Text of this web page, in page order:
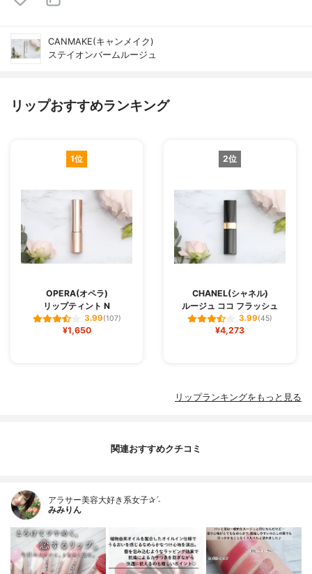
CANMAKE(キャンメイク)
ステイオンバームルージュ
リップおすすめランキング
1位
OPERA(オペラ)
リップティント N
3.99(107)
¥1,650
2位
CHANEL(シャネル)
ルージュ ココ フラッシュ
3.99(45)
¥4,273
リップランキングをもっと見る
関連おすすめクチコミ
アラサー美容大好き系女子✰ˊ˗
みみりん